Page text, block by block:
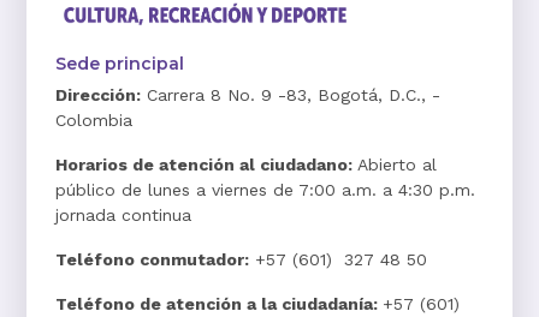
Sede principal
Dirección: Carrera 8 No. 9 -83, Bogotá, D.C., -
Colombia
Horarios de atención al ciudadano: Abierto al
público de lunes a viernes de 7:00 a.m. a 4:30 p.m.
jornada continua
Teléfono conmutador: +57 (601) 327 48 50
Teléfono de atención a la ciudadanía: +57 (601)